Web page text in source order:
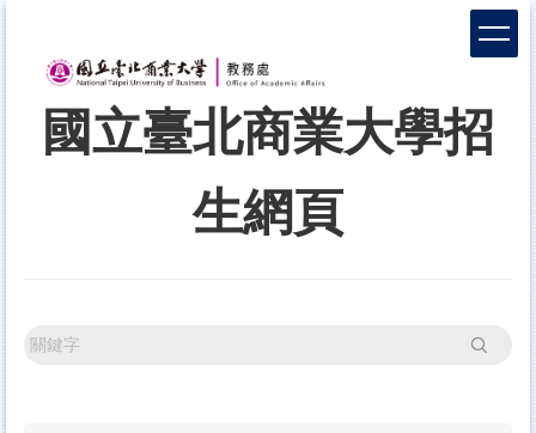
國立臺北商業大學招
生網頁
搜尋